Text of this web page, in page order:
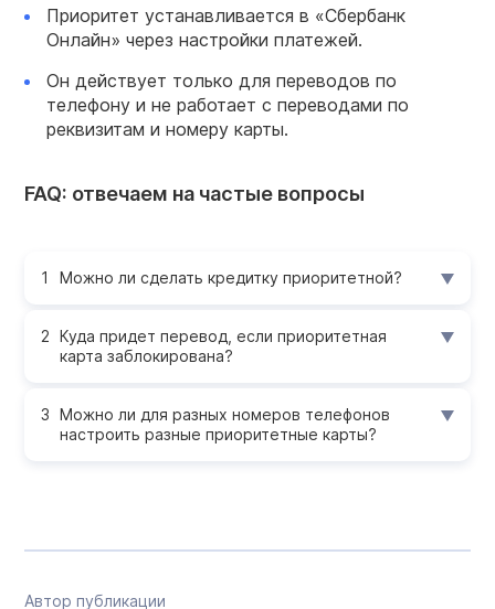
Приоритет устанавливается в «Сбербанк
Онлайн» через настройки платежей.
Он действует только для переводов по
телефону и не работает с переводами по
реквизитам и номеру карты.
FAQ: отвечаем на частые вопросы
Можно ли сделать кредитку приоритетной?
Куда придет перевод, если приоритетная
карта заблокирована?
Можно ли для разных номеров телефонов
настроить разные приоритетные карты?
Автор публикации